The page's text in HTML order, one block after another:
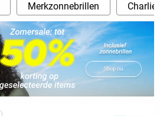
Merkzonnebrillen Charlie